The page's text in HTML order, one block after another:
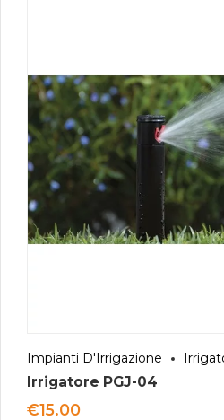
Impianti D'Irrigazione
Irrigatore PGJ-04
€15.00